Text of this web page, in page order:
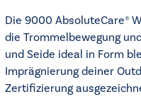
Die 9000 AbsoluteCare®
die Trommelbewegung
und Seide ideal in Form
Imprägnierung deiner
Zertifizierung